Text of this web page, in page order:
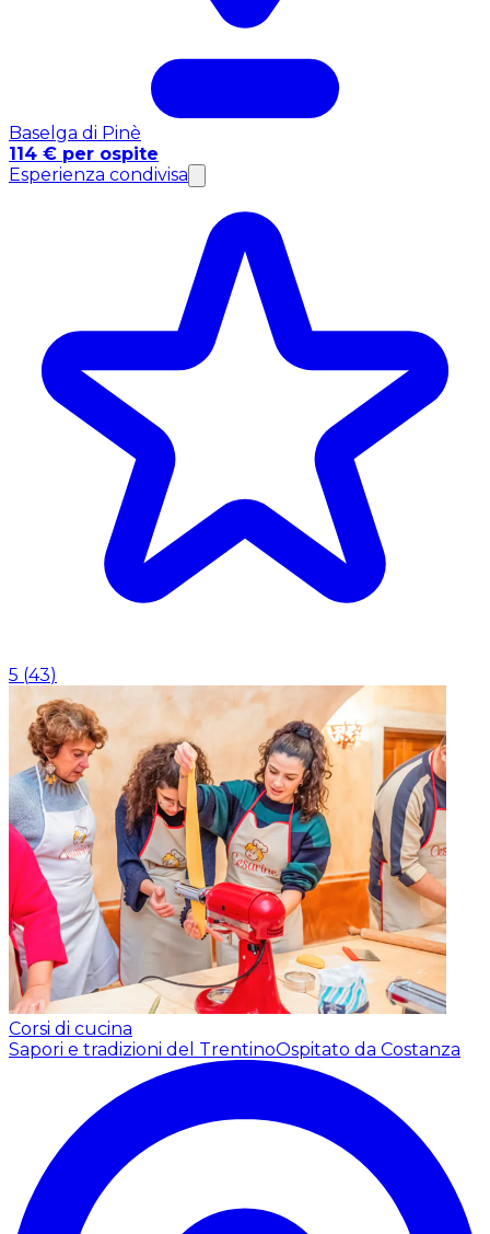
Baselga di Pinè
114 € per ospite
Esperienza condivisa
5 (43)
Corsi di cucina
Sapori e tradizioni del TrentinoOspitato da Costanza